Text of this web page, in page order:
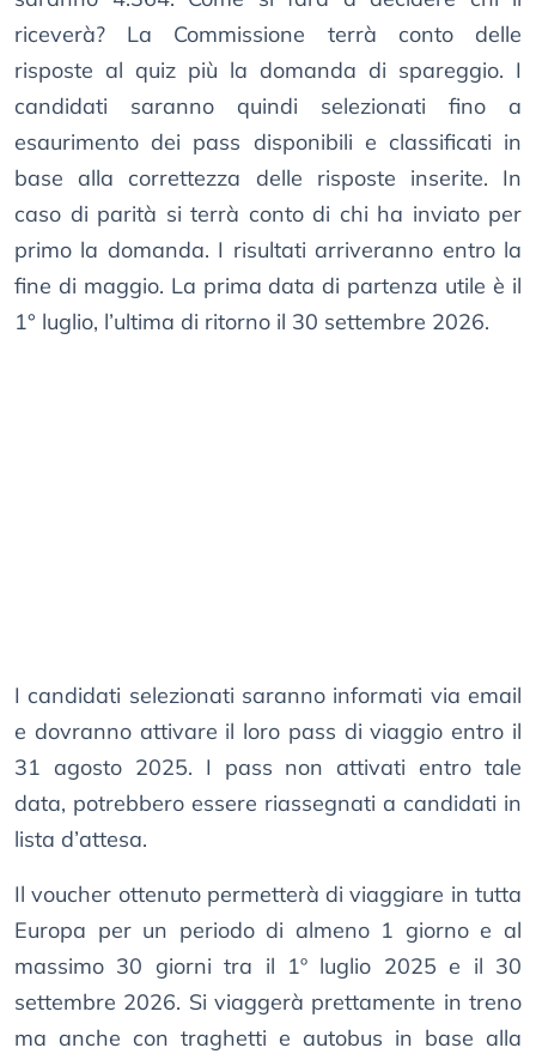
riceverà? La Commissione terrà conto delle
risposte al quiz più la domanda di spareggio. I
candidati saranno quindi selezionati fino a
esaurimento dei pass disponibili e classificati in
base alla correttezza delle risposte inserite. In
caso di parità si terrà conto di chi ha inviato per
primo la domanda. I risultati arriveranno entro la
fine di maggio. La prima data di partenza utile è il
1° luglio, l’ultima di ritorno il 30 settembre 2026.
I candidati selezionati saranno informati via email
e dovranno attivare il loro pass di viaggio entro il
31 agosto 2025. I pass non attivati entro tale
data, potrebbero essere riassegnati a candidati in
lista d’attesa.
Il voucher ottenuto permetterà di viaggiare in tutta
Europa per un periodo di almeno 1 giorno e al
massimo 30 giorni tra il 1º luglio 2025 e il 30
settembre 2026. Si viaggerà prettamente in treno
ma anche con traghetti e autobus in base alla